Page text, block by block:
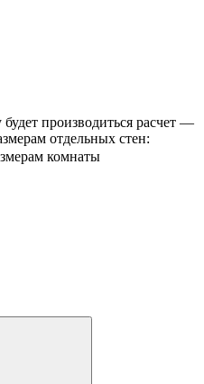
производиться расчет —
отдельных стен:
комнаты